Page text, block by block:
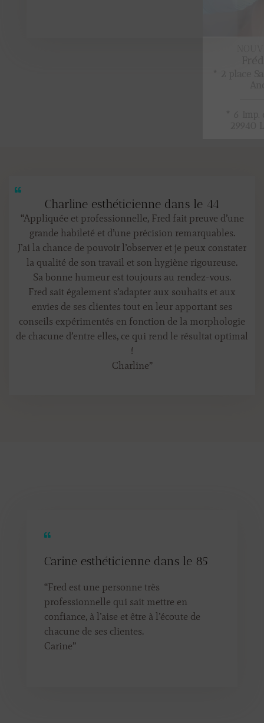
Charline esthéticienne dans le 44
“Appliquée et professionnelle, Fred fait preuve d’une
grande habileté et d’une précision remarquables.
J’ai la chance de pouvoir l’observer et je peux constater
la qualité de son travail et son hygiène rigoureuse.
Sa bonne humeur est toujours au rendez-vous.
Fred sait également s’adapter aux souhaits et aux
envies de ses clientes tout en leur apportant ses
conseils expérimentés en fonction de la morphologie
de chacune d’entre elles, ce qui rend le résultat optimal
!
Charline”
Carine esthéticienne dans le 85
“Fred est une personne très
professionnelle qui sait mettre en
confiance, à l’aise et être à l’écoute de
chacune de ses clientes.
Carine”